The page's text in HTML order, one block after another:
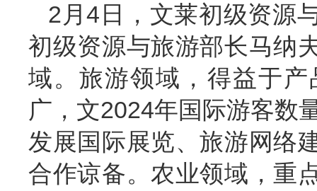
2月4日，文莱初级资源
初级资源与旅游部长马纳
域。旅游领域，得益于
广，文2024年国际游客数
发展国际展览、旅游网络
合作谅备。农业领域，重